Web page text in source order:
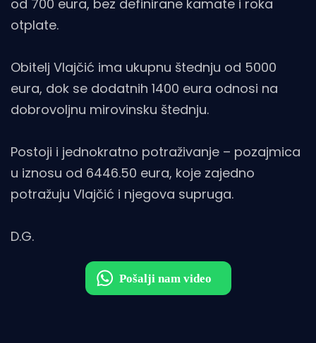
od 700 eura, bez definirane kamate i roka
otplate.
Obitelj Vlajčić ima ukupnu štednju od 5000
eura, dok se dodatnih 1400 eura odnosi na
dobrovoljnu mirovinsku štednju.
Postoji i jednokratno potraživanje – pozajmica
u iznosu od 6446.50 eura, koje zajedno
potražuju Vlajčić i njegova supruga.
D.G.